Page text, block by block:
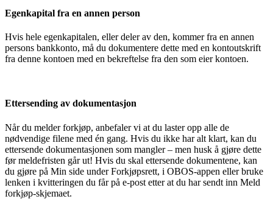
Egenkapital fra en annen person
Hvis hele egenkapitalen, eller deler av den, kommer fra en annen
persons bankkonto, må du dokumentere dette med en kontoutskrift
fra denne kontoen med en bekreftelse fra den som eier kontoen.
Ettersending av dokumentasjon
Når du melder forkjøp, anbefaler vi at du laster opp alle de
nødvendige filene med én gang. Hvis du ikke har alt klart, kan du
ettersende dokumentasjonen som mangler – men husk å gjøre dette
før meldefristen går ut! Hvis du skal ettersende dokumentene, kan
du gjøre på Min side under Forkjøpsrett, i OBOS-appen eller bruke
lenken i kvitteringen du får på e-post etter at du har sendt inn Meld
forkjøp-skjemaet.